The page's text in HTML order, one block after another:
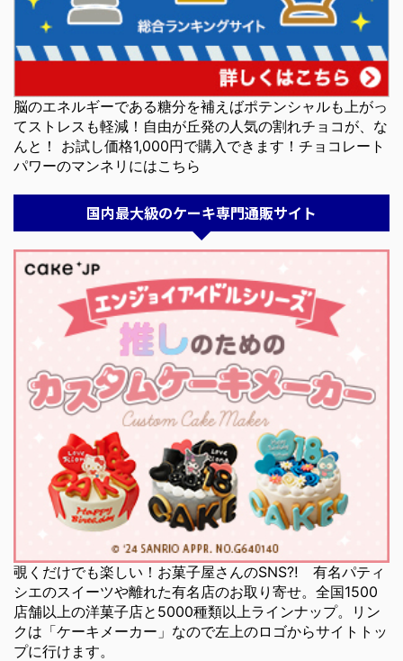
脳のエネルギーである糖分を補えばポテンシャルも上がっ
てストレスも軽減！自由が丘発の人気の割れチョコが、な
んと！ お試し価格1,000円で購入できます！チョコレート
パワーのマンネリにはこちら
国内最大級のケーキ専門通販サイト
覗くだけでも楽しい！お菓子屋さんのSNS⁈ 有名パティ
シエのスイーツや離れた有名店のお取り寄せ。全国1500
店舗以上の洋菓子店と5000種類以上ラインナップ。リン
クは「ケーキメーカー」なので左上のロゴからサイトトッ
プに行けます。